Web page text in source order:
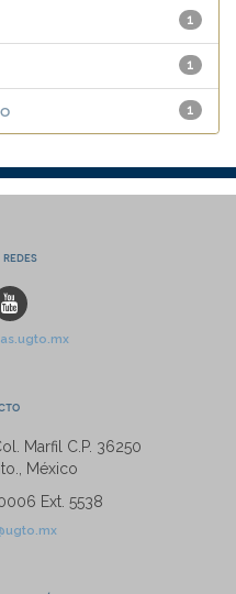
1
1
1
Marfil C.P. 36250
México
Ext. 5538